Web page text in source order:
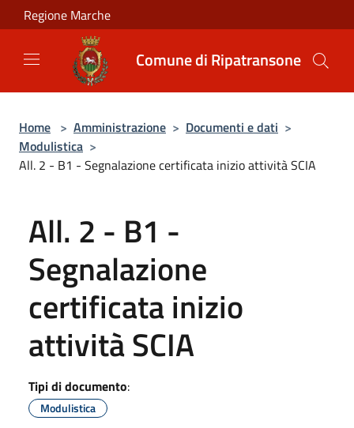
Salta al contenuto principale
Regione Marche
Comune di Ripatransone
Home > Amministrazione > Documenti e dati >
Modulistica >
All. 2 - B1 - Segnalazione certificata inizio attività SCIA
All. 2 - B1 -
Segnalazione
certificata inizio
attività SCIA
Tipi di documento:
Modulistica